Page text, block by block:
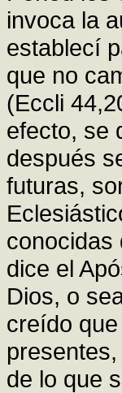
invoca la
establecí
que no
(Eccli
efecto, se
después
futuras,
conocidas
dice el
Dios, o
creído
de lo que